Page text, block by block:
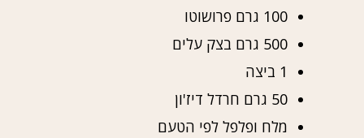
100 גרם פרושוטו
500 גרם בצק עלים
1 ביצה
50 גרם חרדל דיז'ון
מלח ופלפל לפי הטעם